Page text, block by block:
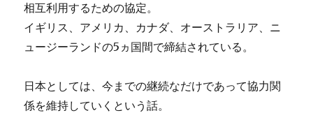
相互利用するための協定。
イギリス、アメリカ、カナダ、オーストラリア、ニ
ュージーランドの5ヵ国間で締結されている。
日本としては、今までの継続なだけであって協力関
係を維持していくという話。